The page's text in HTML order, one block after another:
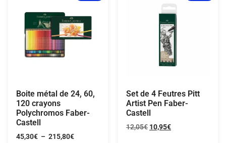
Boite métal de 24, 60,
120 crayons
Polychromos Faber-
Castell
45,30€ – 215,80€
Set de 4 Feutres Pitt
Artist Pen Faber-
Castell
12,05€ 10,95€